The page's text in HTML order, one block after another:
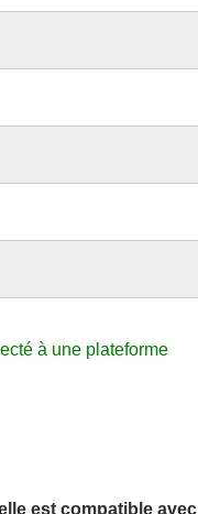
à une plateforme
est compatible avec